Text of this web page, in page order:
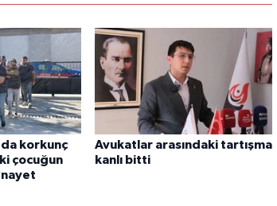
korkunç
çocuğun
Avukatlar arasındaki tartışma
kanlı bitti